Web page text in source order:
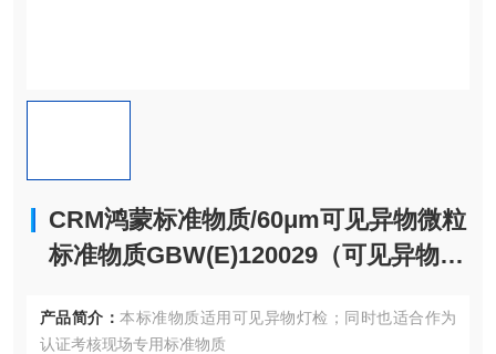
CRM鸿蒙标准物质/60μm可见异物微粒
标准物质GBW(E)120029（可见异物专
产品简介： 本标准物质适用可见异物灯检；同时也适合作为
认证考核现场专用标准物质